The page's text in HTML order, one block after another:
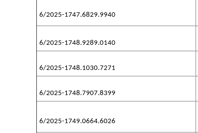
6/2025-1747.6829.9940
6/2025-1748.9289.0140
6/2025-1748.1030.7271
6/2025-1748.7907.8399
6/2025-1749.0664.6026